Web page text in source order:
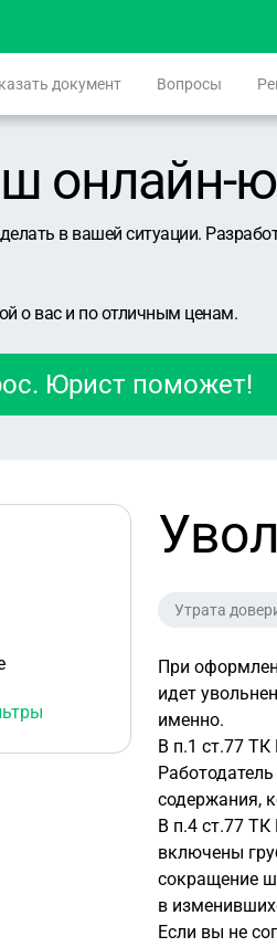
документ Вопросы
в вашей ситуации.
о вас и по отличным ценам.
Юрист поможет!
Утрата
При
идет
именно.
В п.1 ст.77
содержания,
В п.4 ст.77
включены
сокращение
в
Если вы не